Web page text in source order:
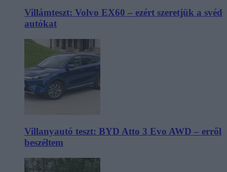
Villámteszt: Volvo EX60 – ezért szeretjük a svéd
autókat
Villanyautó teszt: BYD Atto 3 Evo AWD – erről
beszéltem